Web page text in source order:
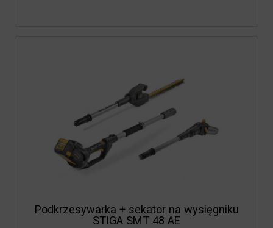
Podkrzesywarka + sekator na wysięgniku
STIGA SMT 48 AE